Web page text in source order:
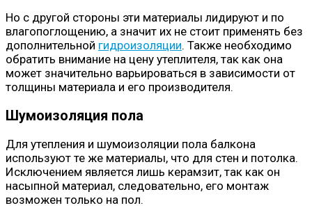
Но с другой стороны эти материалы лидируют и по
влагопоглощению, а значит их не стоит применять без
дополнительной гидроизоляции. Также необходимо
обратить внимание на цену утеплителя, так как она
может значительно варьироваться в зависимости от
толщины материала и его производителя.
Шумоизоляция пола
Для утепления и шумоизоляции пола балкона
используют те же материалы, что для стен и потолка.
Исключением является лишь керамзит, так как он
насыпной материал, следовательно, его монтаж
возможен только на пол.